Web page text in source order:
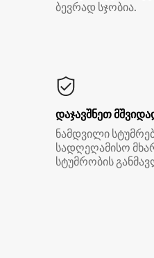
ბევრად სჯობია.
დაჯავშნეთ
ნამდვილი
სადღეღამისო
სტუმრობის